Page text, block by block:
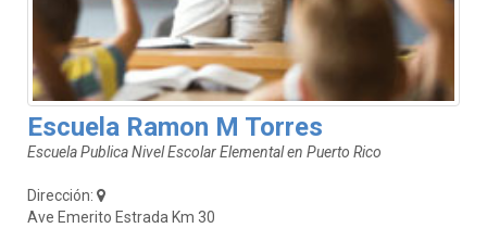
Escuela Ramon M Torres
Escuela Publica Nivel Escolar Elemental en Puerto Rico
Dirección:
Ave Emerito Estrada Km 30